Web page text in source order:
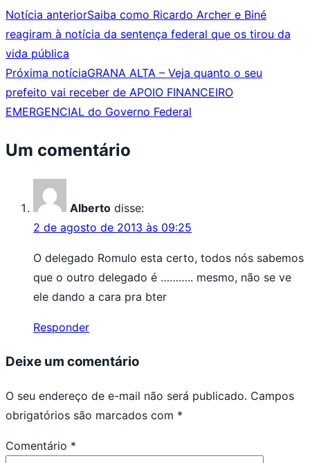
Notícia anteriorSaiba como Ricardo Archer e Biné
reagiram à notícia da sentença federal que os tirou da
vida pública
Próxima notíciaGRANA ALTA – Veja quanto o seu
prefeito vai receber de APOIO FINANCEIRO
EMERGENCIAL do Governo Federal
Um comentário
Alberto disse:
2 de agosto de 2013 às 09:25
O delegado Romulo esta certo, todos nós sabemos
que o outro delegado é ……….. mesmo, não se ve
ele dando a cara pra bter
Responder
Deixe um comentário
O seu endereço de e-mail não será publicado. Campos
obrigatórios são marcados com *
Comentário *